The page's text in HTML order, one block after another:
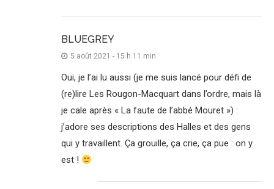
BLUEGREY
5 août 2021 - 15 h 11 min
Oui, je l’ai lu aussi (je me suis lancé pour défi de
(re)lire Les Rougon-Macquart dans l’ordre, mais là
je cale après « La faute de l’abbé Mouret ») :
j’adore ses descriptions des Halles et des gens
qui y travaillent. Ça grouille, ça crie, ça pue : on y
est !